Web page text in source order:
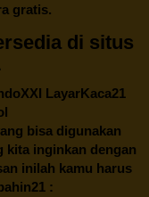
gratis.
di situs
LayarKaca21
bisa digunakan
kita inginkan dengan
inilah kamu harus
: